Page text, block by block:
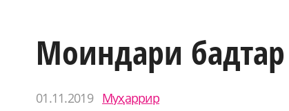
Моиндари
01.11.2019 Муҳаррир